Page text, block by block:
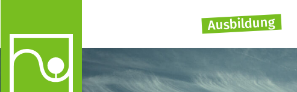
Ausbildung